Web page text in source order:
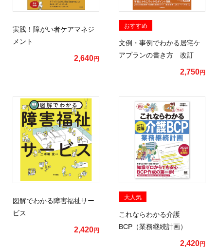
実践！障がい者ケアマネジ
メント
2,640円
おすすめ
文例・事例でわかる居宅ケ
アプランの書き方 改訂
2,750円
図解でわかる障害福祉サー
ビス
2,420円
大人気
これならわかる介護
BCP（業務継続計画）
2,420円